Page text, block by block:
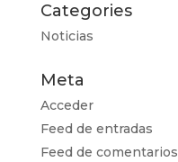
Categories
Noticias
Meta
Acceder
Feed de entradas
Feed de comentarios